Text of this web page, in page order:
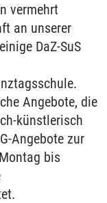
vermehrt
an unserer
DaZ-SuS
Angebote, die
künstlerisch
Angebote zur
bis